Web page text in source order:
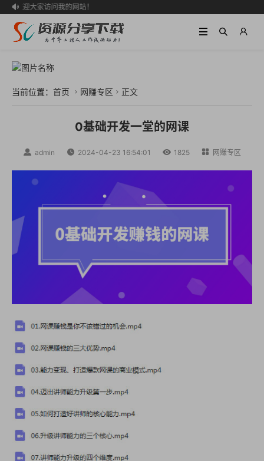

欢迎大家访问我的网站！
当前位置： 首页  网赚专区  正文
0基础开发一堂的网课
 admin  2024-04-23 16:54:01  1825  网赚专区